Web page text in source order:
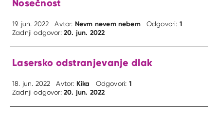
Nosečnost
19. jun. 2022 Avtor: Nevm nevem nebem Odgovori: 1
Zadnji odgovor:20. jun. 2022
Lasersko odstranjevanje dlak
18. jun. 2022 Avtor: Kika Odgovori: 1
Zadnji odgovor:20. jun. 2022